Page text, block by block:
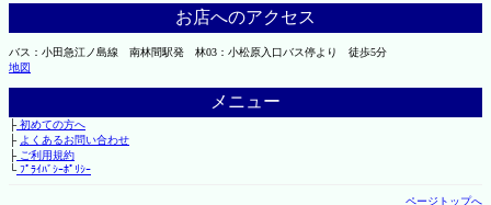
お店へのアクセス
バス：小田急江ノ島線 南林間駅発 林03：小松原入口バス停より 徒歩5分
地図
メニュー
├初めての方へ
├ よくあるお問い合わせ
├ご利用規約
└ﾌﾟﾗｲﾊﾞｼｰﾎﾟﾘｼｰ
ページトップへ